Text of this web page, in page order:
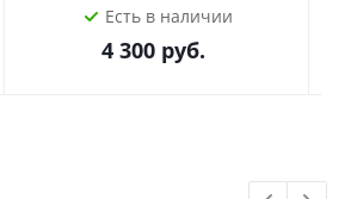
Есть в наличии
4 300руб.